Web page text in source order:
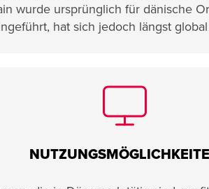
wurde ursprünglich für dänische
hat sich jedoch längst